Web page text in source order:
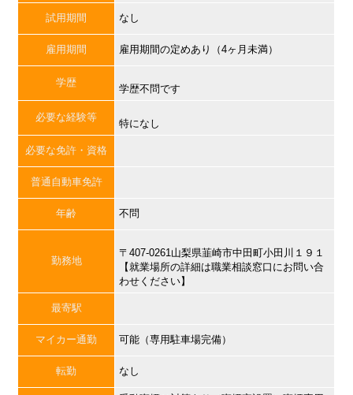
試用期間 なし
雇用期間 雇用期間の定めあり（4ヶ月未満）
学歴
学歴不問です
必要な経験等
特になし
必要な免許・資格
普通自動車免許
年齢 不問
勤務地
〒407-0261山梨県韮崎市中田町小田川１９１
【就業場所の詳細は職業相談窓口にお問い合
わせください】
最寄駅
マイカー通勤 可能（専用駐車場完備）
転勤 なし